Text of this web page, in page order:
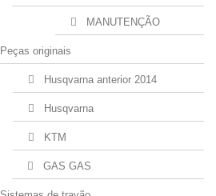
MANUTENÇÃO
Peças originais
Husqvarna anterior 2014
Husqvarna
KTM
GAS GAS